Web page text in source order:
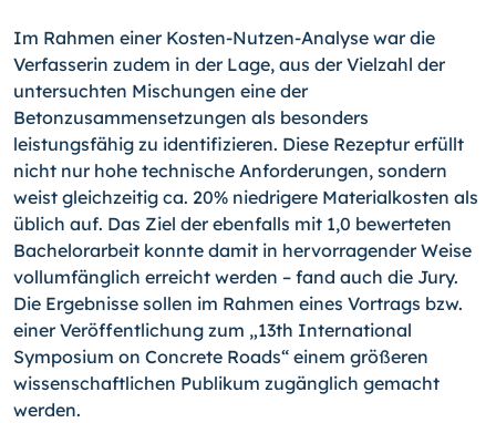
Im Rahmen einer Kosten-Nutzen-Analyse war die
Verfasserin zudem in der Lage, aus der Vielzahl der
untersuchten Mischungen eine der
Betonzusammensetzungen als besonders
leistungsfähig zu identifizieren. Diese Rezeptur erfüllt
nicht nur hohe technische Anforderungen, sondern
weist gleichzeitig ca. 20% niedrigere Materialkosten als
üblich auf. Das Ziel der ebenfalls mit 1,0 bewerteten
Bachelorarbeit konnte damit in hervorragender Weise
vollumfänglich erreicht werden – fand auch die Jury.
Die Ergebnisse sollen im Rahmen eines Vortrags bzw.
einer Veröffentlichung zum „13th International
Symposium on Concrete Roads“ einem größeren
wissenschaftlichen Publikum zugänglich gemacht
werden.